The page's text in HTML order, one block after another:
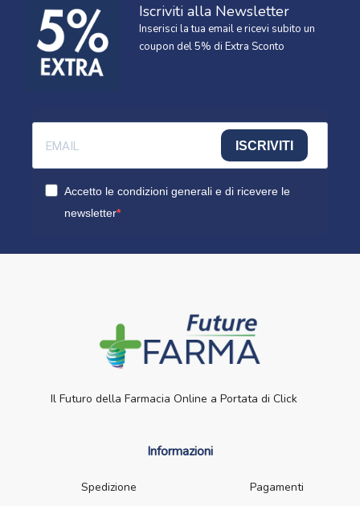
Iscriviti alla Newsletter
Inserisci la tua email e ricevi subito un
coupon del 5% di Extra Sconto
ISCRIVITI
Accetto le condizioni generali e di ricevere le
newsletter
Il Futuro della Farmacia Online a Portata di Click
Informazioni
Spedizione
Pagamenti